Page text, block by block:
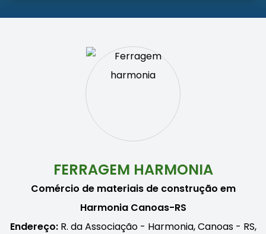
FERRAGEM HARMONIA
Comércio de materiais de construção em
Harmonia Canoas-RS
Endereço:R. da Associação - Harmonia, Canoas - RS,